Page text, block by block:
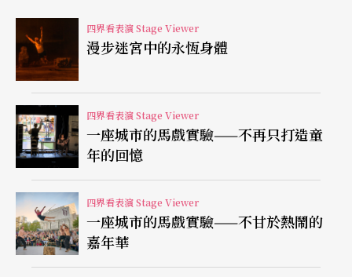
與燈光設計間，缺少一個對戲劇質素（Dramaturgi
e）清楚的基本理念，使得「光」淪為場景裝飾。艾
里亞森除了用燈光建構出神殿與宮殿外，無論是黛
安娜女神或森林場景，均採用一個無邊際空曠空間
的舞台，加入極為炫目的雷射光、Disco球、投影、
鏡面反射等，讓劇評大批「無聊得像壁紙」。
其中關鍵的原因，應該歸咎於無法掌握拉摩音樂上
提供的戲劇質素，導致抽象舞台的象徵意涵相對薄
弱，缺乏戲劇張力與吸引力，在接下來第四、五幕
四界看表演 Stage Viewer
漫步迷宮中的永恆身體
四界看表演 Stage Viewer
一座城市的馬戲實驗——不再只打造童
年的回憶
四界看表演 Stage Viewer
一座城市的馬戲實驗——不甘於熱鬧的
嘉年華